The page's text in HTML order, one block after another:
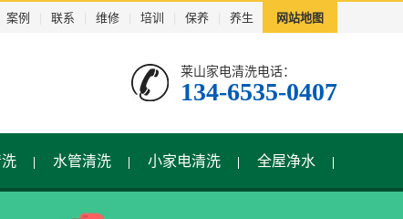
案例 联系 维修 培训 保养 养生 网站地图
莱山家电清洗电话：
134-6535-0407
水管清洗 小家电清洗 全屋净水